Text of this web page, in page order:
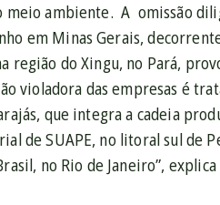
meio ambiente. A omissão
em Minas Gerais,
do Xingu, no Pará,
violadora das empresas é
que integra a cadeia
de SUAPE, no litoral sul de
no Rio de Janeiro”,